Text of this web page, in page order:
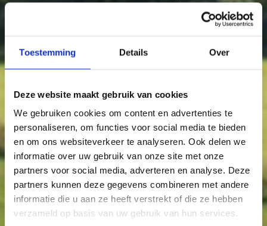
Toestemming Details Over
Deze website maakt gebruik van cookies
We gebruiken cookies om content en advertenties te
personaliseren, om functies voor social media te bieden
en om ons websiteverkeer te analyseren. Ook delen we
informatie over uw gebruik van onze site met onze
partners voor social media, adverteren en analyse. Deze
partners kunnen deze gegevens combineren met andere
informatie die u aan ze heeft verstrekt of die ze hebben
verzameld op basis van uw gebruik van hun services.